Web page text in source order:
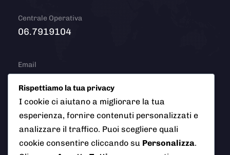
Centrale Operativa
06.7919104
Email
© 2026 Polizia Locale del Comune di Ciampino (Roma). Tutti
i diritti riservati
Rispettiamo la tua privacy
I cookie ci aiutano a migliorare la tua
esperienza, fornire contenuti personalizzati e
analizzare il traffico. Puoi scegliere quali
cookie consentire cliccando su Personalizza.